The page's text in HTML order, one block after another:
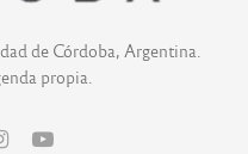
de Córdoba, Argentina.
propia.